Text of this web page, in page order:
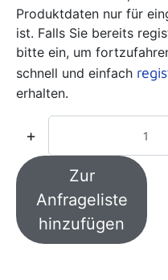
Produktdaten nur für
ist. Falls Sie bereits
bitte ein, um
schnell und einfach
erhalten.
+
Zur
Anfrageliste
hinzufügen